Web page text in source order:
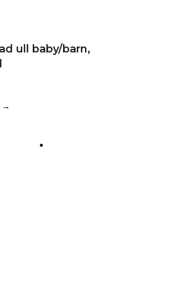
ull baby/barn,
→